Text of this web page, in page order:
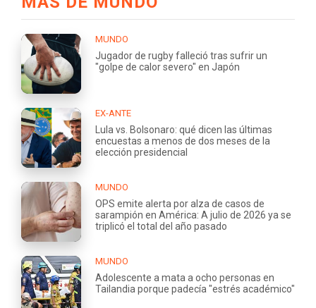
MUNDO
Jugador de rugby falleció tras sufrir un
"golpe de calor severo" en Japón
EX-ANTE
Lula vs. Bolsonaro: qué dicen las últimas
encuestas a menos de dos meses de la
elección presidencial
MUNDO
OPS emite alerta por alza de casos de
sarampión en América: A julio de 2026 ya se
triplicó el total del año pasado
MUNDO
Adolescente a mata a ocho personas en
Tailandia porque padecía "estrés académico"